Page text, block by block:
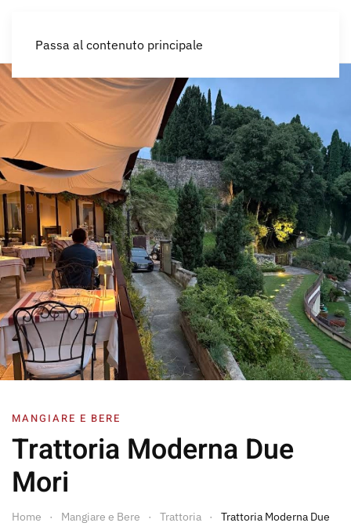
Passa al contenuto principale
MANGIARE E BERE
Trattoria Moderna Due
Mori
Home Mangiare e Bere Trattoria
Trattoria Moderna Due